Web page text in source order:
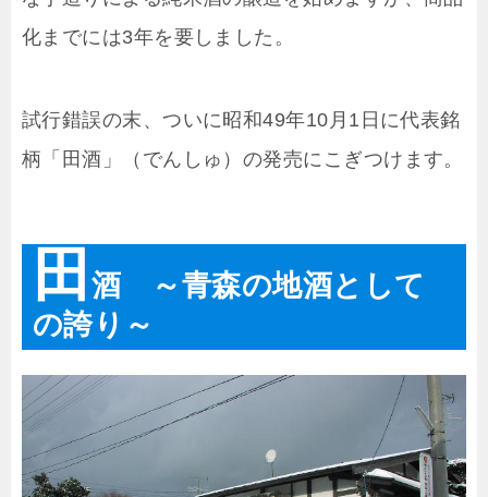
化までには3年を要しました。
試行錯誤の末、ついに昭和49年10月1日に代表銘
柄「田酒」（でんしゅ）の発売にこぎつけます。
田酒 ～青森の地酒として
の誇り～